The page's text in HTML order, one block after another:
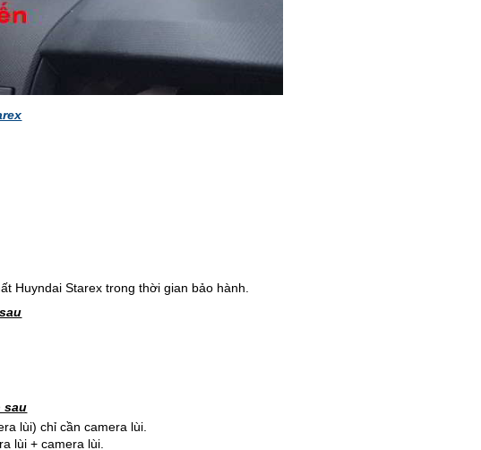
Huyndai Starex trong thời gian bảo hành.
sau
lùi) chỉ cần camera lùi.
lùi + camera lùi.